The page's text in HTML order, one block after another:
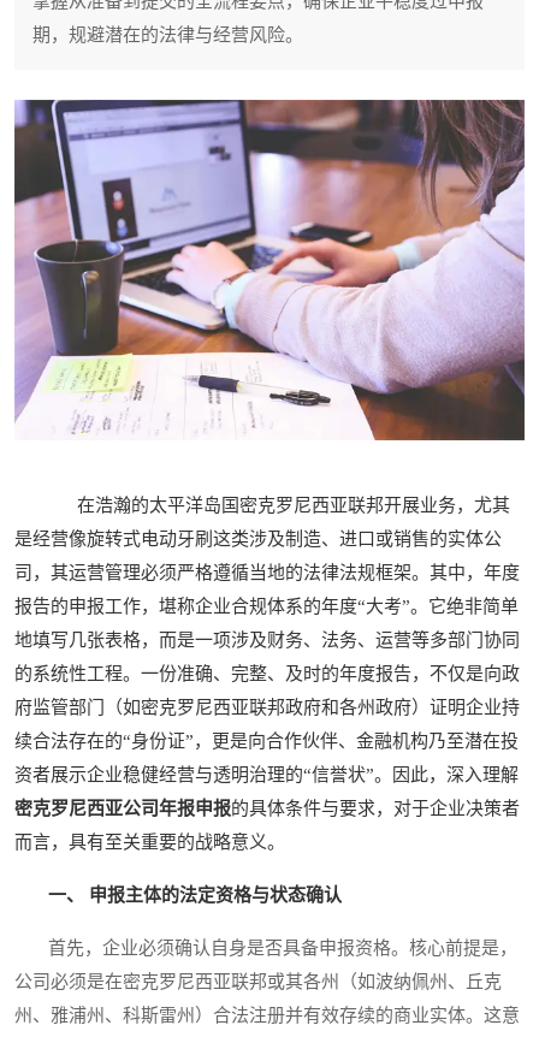
期，规避潜在的法律与经营风险。
在浩瀚的太平洋岛国密克罗尼西亚联邦开展业务，尤其
是经营像旋转式电动牙刷这类涉及制造、进口或销售的实体公
司，其运营管理必须严格遵循当地的法律法规框架。其中，年度
报告的申报工作，堪称企业合规体系的年度“大考”。它绝非简单
地填写几张表格，而是一项涉及财务、法务、运营等多部门协同
的系统性工程。一份准确、完整、及时的年度报告，不仅是向政
府监管部门（如密克罗尼西亚联邦政府和各州政府）证明企业持
续合法存在的“身份证”，更是向合作伙伴、金融机构乃至潜在投
资者展示企业稳健经营与透明治理的“信誉状”。因此，深入理解
密克罗尼西亚公司年报申报的具体条件与要求，对于企业决策者
而言，具有至关重要的战略意义。
一、 申报主体的法定资格与状态确认
首先，企业必须确认自身是否具备申报资格。核心前提是，
公司必须是在密克罗尼西亚联邦或其各州（如波纳佩州、丘克
州、雅浦州、科斯雷州）合法注册并有效存续的商业实体。这意